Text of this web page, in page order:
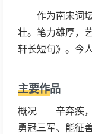
作为南宋词坛
壮。笔力雄厚，
轩长短句》。今
主要作品
概况 辛弃疾，
勇冠三军、能征